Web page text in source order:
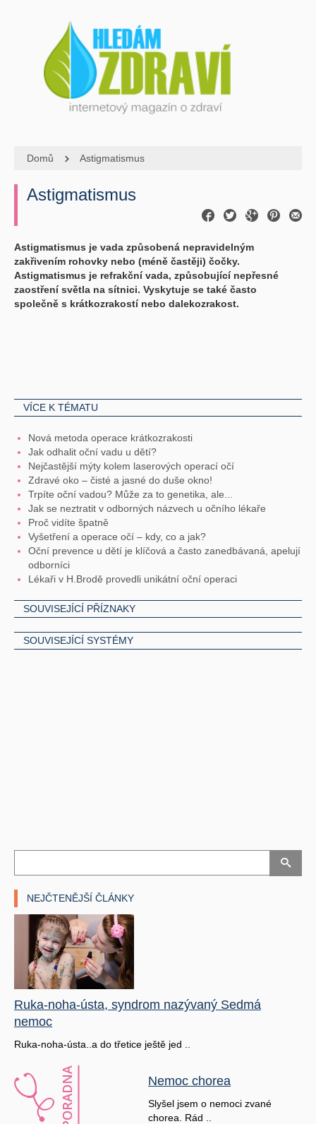
Domů Astigmatismus
Astigmatismus
Astigmatismus je vada způsobená nepravidelným
zakřivením rohovky nebo (méně častěji) čočky.
Astigmatismus je refrakční vada, způsobující nepřesné
zaostření světla na sítnici. Vyskytuje se také často
společně s krátkozrakostí nebo dalekozrakost.
VÍCE K TÉMATU
Nová metoda operace krátkozrakosti
Jak odhalit oční vadu u dětí?
Nejčastější mýty kolem laserových operací očí
Zdravé oko – čisté a jasné do duše okno!
Trpíte oční vadou? Může za to genetika, ale...
Jak se neztratit v odborných názvech u očního lékaře
Proč vidíte špatně
Vyšetření a operace očí – kdy, co a jak?
Oční prevence u dětí je klíčová a často zanedbávaná, apelují
odborníci
Lékaři v H.Brodě provedli unikátní oční operaci
SOUVISEJÍCÍ PŘÍZNAKY
SOUVISEJÍCÍ SYSTÉMY
NEJČTENĚJŠÍ ČLÁNKY
Ruka-noha-ústa, syndrom nazývaný Sedmá
nemoc
Ruka-noha-ústa..a do třetice ještě jed ..
Nemoc chorea
Slyšel jsem o nemoci zvané
chorea. Rád ..